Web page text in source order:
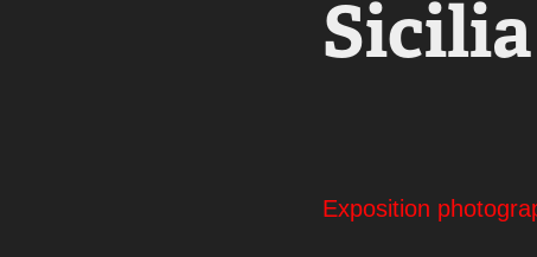
Sicilia
Exposition